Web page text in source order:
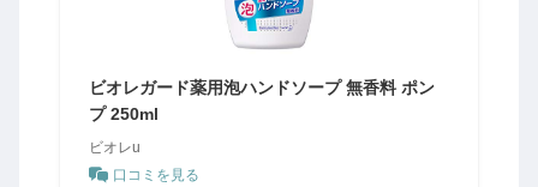
ビオレガード薬用泡ハンドソープ 無香料 ポン
プ 250ml
ビオレu
口コミを見る